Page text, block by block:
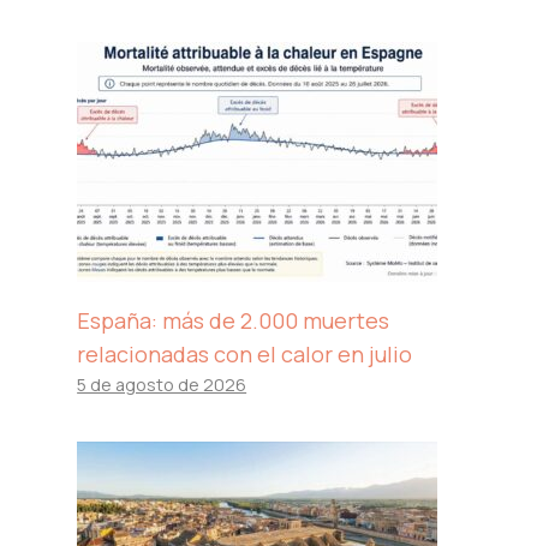
España: más de 2.000 muertes
relacionadas con el calor en julio
5 de agosto de 2026